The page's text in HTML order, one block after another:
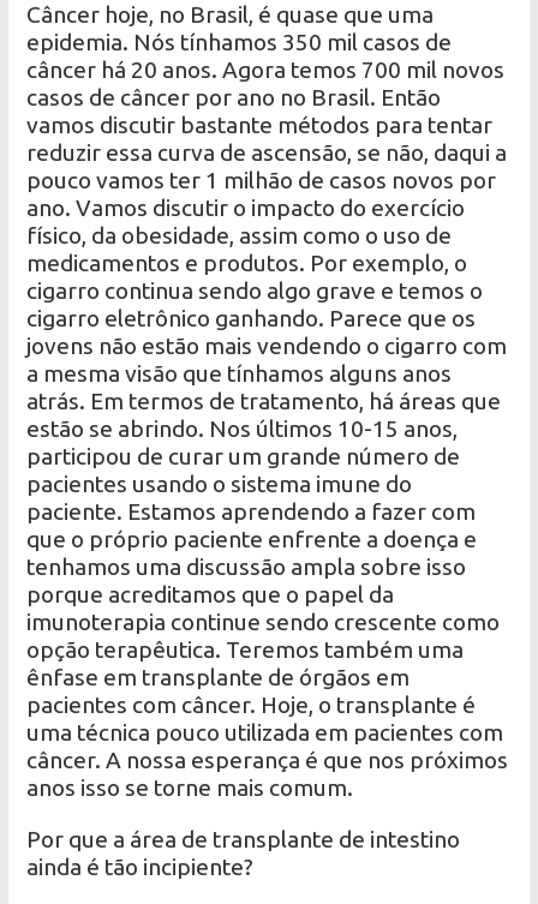
Câncer hoje, no Brasil, é quase que uma
epidemia. Nós tínhamos 350 mil casos de
câncer há 20 anos. Agora temos 700 mil novos
casos de câncer por ano no Brasil. Então
vamos discutir bastante métodos para tentar
reduzir essa curva de ascensão, se não, daqui a
pouco vamos ter 1 milhão de casos novos por
ano. Vamos discutir o impacto do exercício
físico, da obesidade, assim como o uso de
medicamentos e produtos. Por exemplo, o
cigarro continua sendo algo grave e temos o
cigarro eletrônico ganhando. Parece que os
jovens não estão mais vendendo o cigarro com
a mesma visão que tínhamos alguns anos
atrás. Em termos de tratamento, há áreas que
estão se abrindo. Nos últimos 10-15 anos,
participou de curar um grande número de
pacientes usando o sistema imune do
paciente. Estamos aprendendo a fazer com
que o próprio paciente enfrente a doença e
tenhamos uma discussão ampla sobre isso
porque acreditamos que o papel da
imunoterapia continue sendo crescente como
opção terapêutica. Teremos também uma
ênfase em transplante de órgãos em
pacientes com câncer. Hoje, o transplante é
uma técnica pouco utilizada em pacientes com
câncer. A nossa esperança é que nos próximos
anos isso se torne mais comum.
Por que a área de transplante de intestino
ainda é tão incipiente?